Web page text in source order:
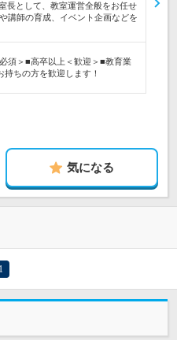
長として、教室運営全般をお任せ
講師の育成、イベント企画などを
須＞■高卒以上＜歓迎＞■教育業
ちの方を歓迎します！
気になる
1